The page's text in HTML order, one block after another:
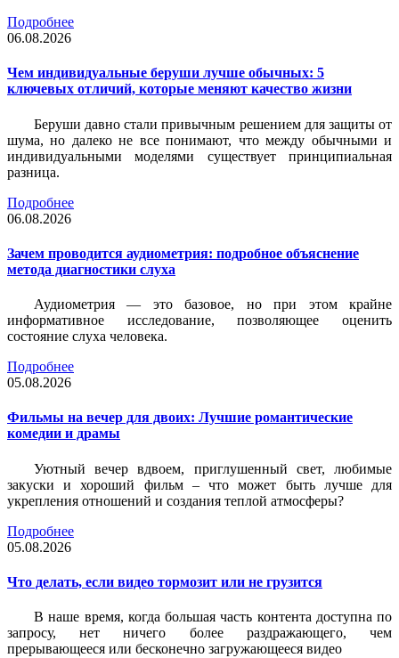
Подробнее
06.08.2026
Чем индивидуальные беруши лучше обычных: 5
ключевых отличий, которые меняют качество жизни
Беруши давно стали привычным решением для защиты от
шума, но далеко не все понимают, что между обычными и
индивидуальными моделями существует принципиальная
разница.
Подробнее
06.08.2026
Зачем проводится аудиометрия: подробное объяснение
метода диагностики слуха
Аудиометрия — это базовое, но при этом крайне
информативное исследование, позволяющее оценить
состояние слуха человека.
Подробнее
05.08.2026
Фильмы на вечер для двоих: Лучшие романтические
комедии и драмы
Уютный вечер вдвоем, приглушенный свет, любимые
закуски и хороший фильм – что может быть лучше для
укрепления отношений и создания теплой атмосферы?
Подробнее
05.08.2026
Что делать, если видео тормозит или не грузится
В наше время, когда большая часть контента доступна по
запросу, нет ничего более раздражающего, чем
прерывающееся или бесконечно загружающееся видео